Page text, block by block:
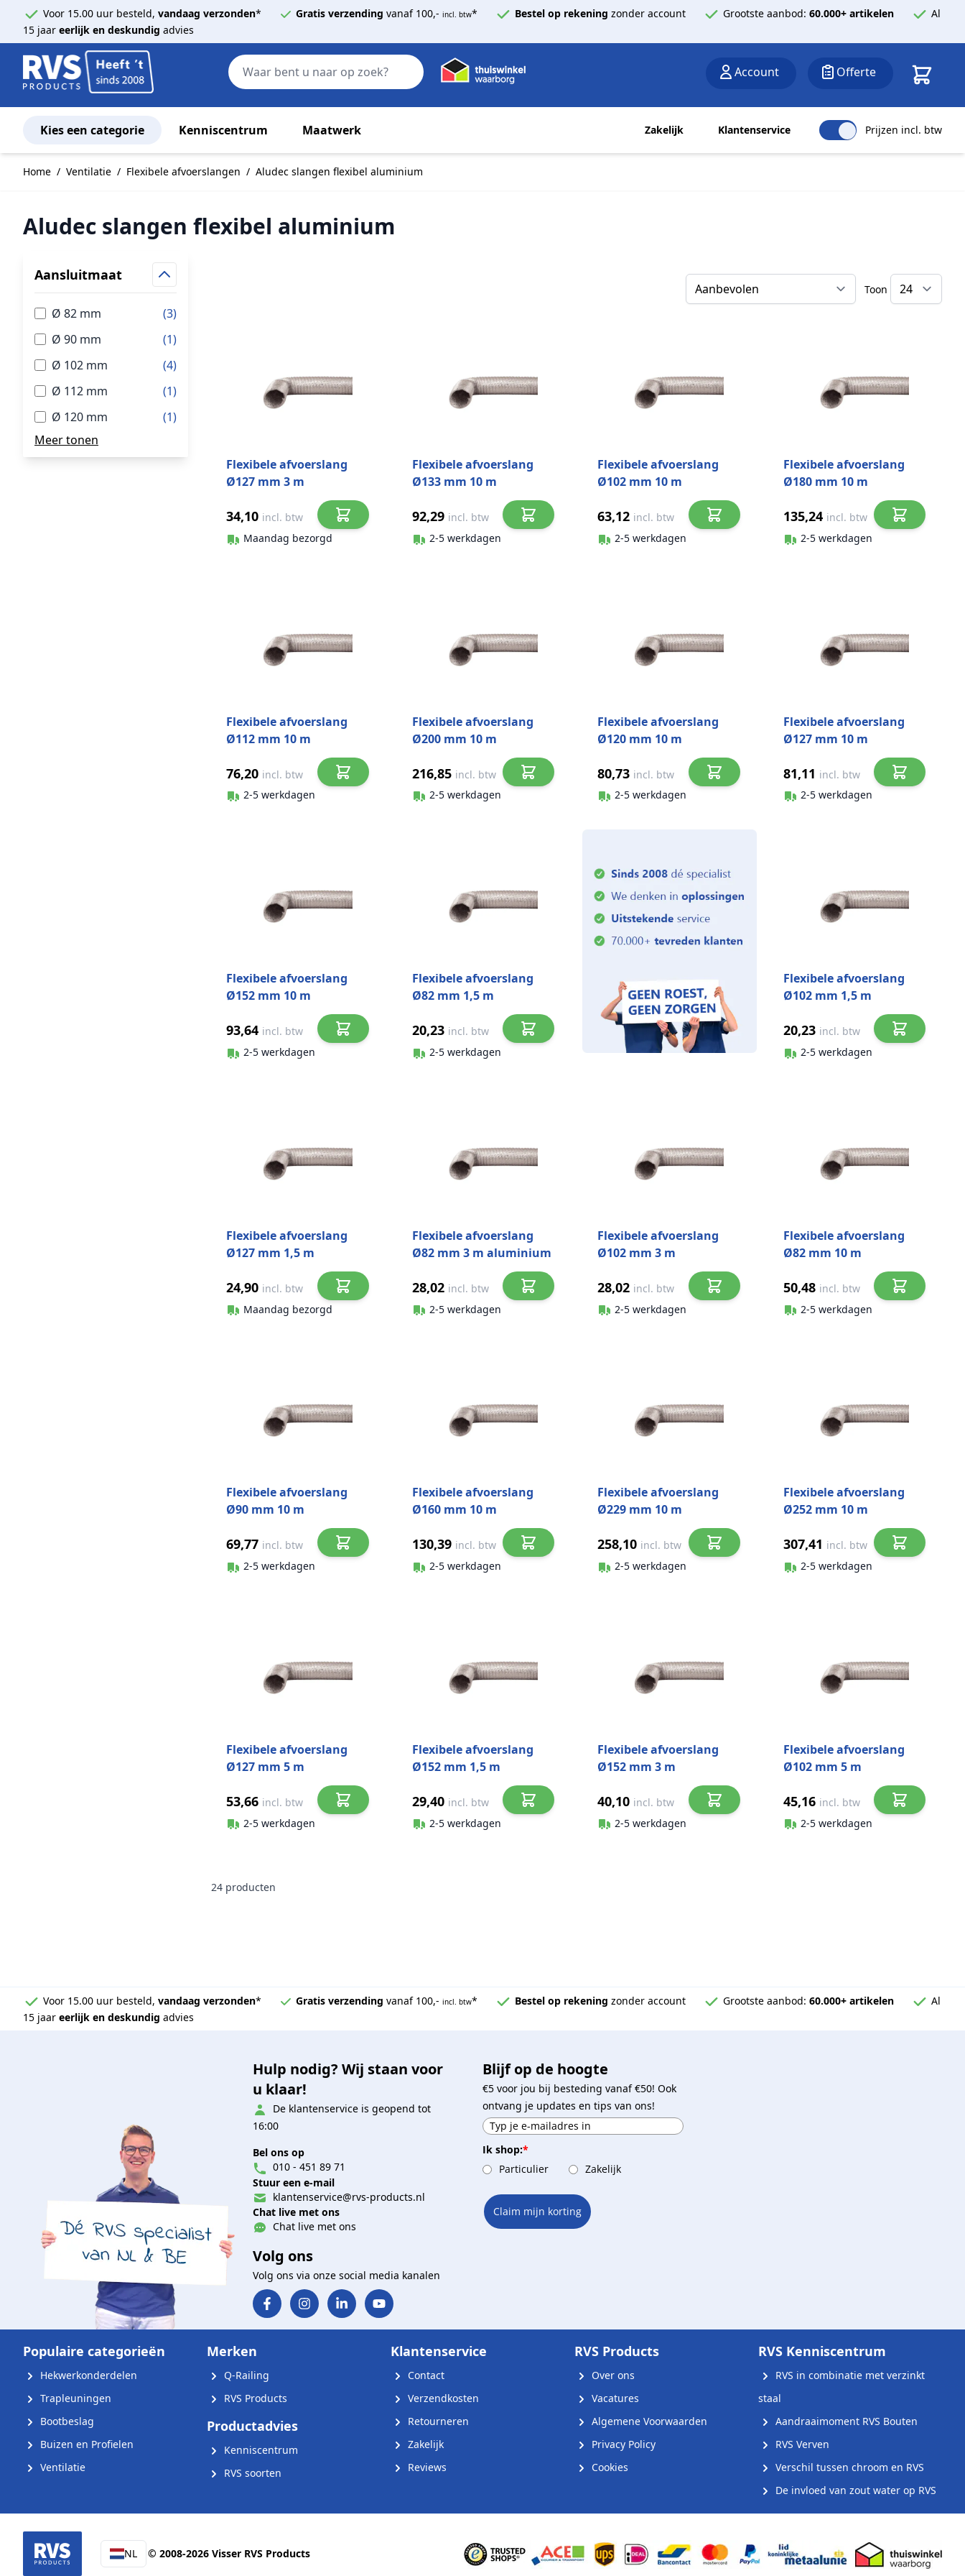
Voor 15.00 uur besteld, vandaag verzonden* Gratis verzending vanaf 100,- incl. btw* Bestel op rekening zonder account Grootste aanbod: 60.000+ artikelen
Al
15 jaar eerlijk en deskundig advies
Zoek
Account Offerte
Kies een categorie Kenniscentrum Maatwerk Zakelijk Klantenservice Prijzen incl. btw
Home / Ventilatie / Flexibele afvoerslangen / Aludec slangen flexibel aluminium
Aludec slangen flexibel aluminium
Aansluitmaat
Ø 82 mm
(3)
Ø 90 mm
(1)
Ø 102 mm
(4)
Ø 112 mm
(1)
Ø 120 mm
(1)
Meer tonen
Sorteer op
Toon
Flexibele afvoerslang
Ø127 mm 3 m
34,10 incl. btw
Maandag bezorgd
Flexibele afvoerslang
Ø133 mm 10 m
92,29 incl. btw
2-5 werkdagen
Flexibele afvoerslang
Ø102 mm 10 m
63,12 incl. btw
2-5 werkdagen
Flexibele afvoerslang
Ø180 mm 10 m
135,24 incl. btw
2-5 werkdagen
Flexibele afvoerslang
Ø112 mm 10 m
76,20 incl. btw
2-5 werkdagen
Flexibele afvoerslang
Ø200 mm 10 m
216,85 incl. btw
2-5 werkdagen
Flexibele afvoerslang
Ø120 mm 10 m
80,73 incl. btw
2-5 werkdagen
Flexibele afvoerslang
Ø127 mm 10 m
81,11 incl. btw
2-5 werkdagen
Flexibele afvoerslang
Ø152 mm 10 m
93,64 incl. btw
2-5 werkdagen
Flexibele afvoerslang
Ø82 mm 1,5 m
20,23 incl. btw
2-5 werkdagen
Flexibele afvoerslang
Ø102 mm 1,5 m
20,23 incl. btw
2-5 werkdagen
Flexibele afvoerslang
Ø127 mm 1,5 m
24,90 incl. btw
Maandag bezorgd
Flexibele afvoerslang
Ø82 mm 3 m aluminium
28,02 incl. btw
2-5 werkdagen
Flexibele afvoerslang
Ø102 mm 3 m
28,02 incl. btw
2-5 werkdagen
Flexibele afvoerslang
Ø82 mm 10 m
50,48 incl. btw
2-5 werkdagen
Flexibele afvoerslang
Ø90 mm 10 m
69,77 incl. btw
2-5 werkdagen
Flexibele afvoerslang
Ø160 mm 10 m
130,39 incl. btw
2-5 werkdagen
Flexibele afvoerslang
Ø229 mm 10 m
258,10 incl. btw
2-5 werkdagen
Flexibele afvoerslang
Ø252 mm 10 m
307,41 incl. btw
2-5 werkdagen
Flexibele afvoerslang
Ø127 mm 5 m
53,66 incl. btw
2-5 werkdagen
Flexibele afvoerslang
Ø152 mm 1,5 m
29,40 incl. btw
2-5 werkdagen
Flexibele afvoerslang
Ø152 mm 3 m
40,10 incl. btw
2-5 werkdagen
Flexibele afvoerslang
Ø102 mm 5 m
45,16 incl. btw
2-5 werkdagen
24 producten
Voor 15.00 uur besteld, vandaag verzonden* Gratis verzending vanaf 100,- incl. btw* Bestel op rekening zonder account Grootste aanbod: 60.000+ artikelen
Al
15 jaar eerlijk en deskundig advies
Hulp nodig? Wij staan voor
u klaar!
De klantenservice is geopend tot
16:00
Bel ons op
010 - 451 89 71
Stuur een e-mail
klantenservice@rvs-products.nl
Chat live met ons
Chat live met ons
Volg ons
Volg ons via onze social media kanalen
Blijf op de hoogte
€5 voor jou bij besteding vanaf €50! Ook
ontvang je updates en tips van ons!
Ik shop:*
Particulier
Zakelijk
Claim mijn korting
Populaire categorieën
Hekwerkonderdelen
Trapleuningen
Bootbeslag
Buizen en Profielen
Ventilatie
Merken
Q-Railing
RVS Products
Productadvies
Kenniscentrum
RVS soorten
Klantenservice
Contact
Verzendkosten
Retourneren
Zakelijk
Reviews
RVS Products
Over ons
Vacatures
Algemene Voorwaarden
Privacy Policy
Cookies
RVS Kenniscentrum
RVS in combinatie met verzinkt
staal
Aandraaimoment RVS Bouten
RVS Verven
Verschil tussen chroom en RVS
De invloed van zout water op RVS
NL © 2008-2026 Visser RVS Products